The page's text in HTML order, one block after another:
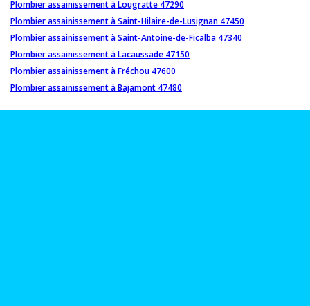
Plombier assainissement à Lougratte 47290
Plombier assainissement à Saint-Hilaire-de-Lusignan 47450
Plombier assainissement à Saint-Antoine-de-Ficalba 47340
Plombier assainissement à Lacaussade 47150
Plombier assainissement à Fréchou 47600
Plombier assainissement à Bajamont 47480